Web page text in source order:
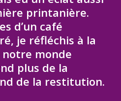
printanière.
d’un café
je réfléchis à la
monde
plus de la
de la restitution.